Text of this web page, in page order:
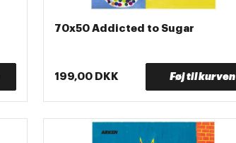
70x50 Addicted to Sugar
199,00 DKK Føj til kurven